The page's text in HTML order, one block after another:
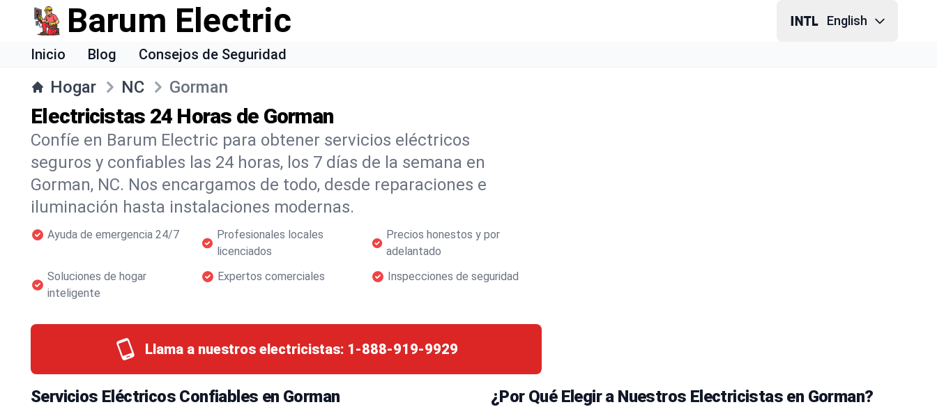
Barum Electric English
Inicio Blog Consejos de Seguridad
Hogar NC Gorman
Electricistas 24 Horas de Gorman
Confíe en Barum Electric para obtener servicios eléctricos
seguros y confiables las 24 horas, los 7 días de la semana en
Gorman, NC. Nos encargamos de todo, desde reparaciones e
iluminación hasta instalaciones modernas.
Ayuda de emergencia 24/7
Profesionales locales
licenciados
Precios honestos y por
adelantado
Soluciones de hogar
inteligente
Expertos comerciales Inspecciones de seguridad
Llama a nuestros electricistas: 1-888-919-9929
Servicios Eléctricos Confiables en Gorman ¿Por Qué Elegir a Nuestros Electricistas en Gorman?